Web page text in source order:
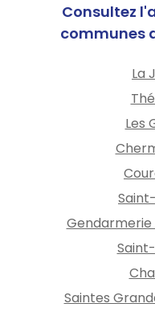
Consultez
communes
La
Les
Gendarmerie
Saintes